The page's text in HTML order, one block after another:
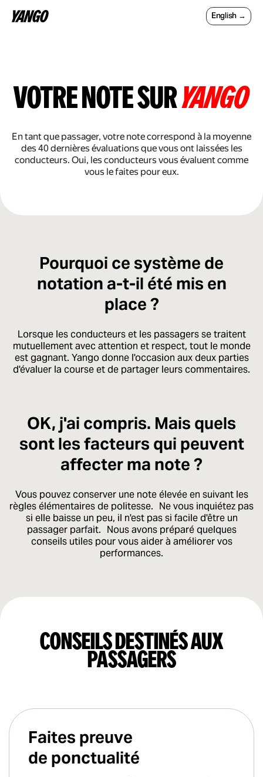
English →
En tant que passager, votre note correspond à la moyenne
des 40 dernières évaluations que vous ont laissées les
conducteurs. Oui, les conducteurs vous évaluent comme
vous le faites pour eux.
votre note suryango
Pourquoi ce système de
notation a-t-il été mis en
place ?
OK, j'ai compris. Mais quels
sont les facteurs qui peuvent
affecter ma note ?
Lorsque les conducteurs et les passagers se traitent
mutuellement avec attention et respect, tout le monde
est gagnant. Yango donne l'occasion aux deux parties
d'évaluer la course et de partager leurs commentaires.
Vous pouvez conserver une note élevée en suivant les
règles élémentaires de politesse. Ne vous inquiétez pas
si elle baisse un peu, il n'est pas si facile d'être un
passager parfait. Nous avons préparé quelques
conseils utiles pour vous aider à améliorer vos
performances.
Conseils destinés aux
passagers
Faites preuve
de ponctualité